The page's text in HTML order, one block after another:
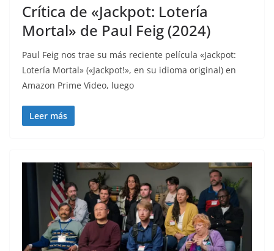
Crítica de «Jackpot: Lotería
Mortal» de Paul Feig (2024)
Paul Feig nos trae su más reciente película «Jackpot:
Lotería Mortal» («Jackpot!», en su idioma original) en
Amazon Prime Video, luego
Leer más